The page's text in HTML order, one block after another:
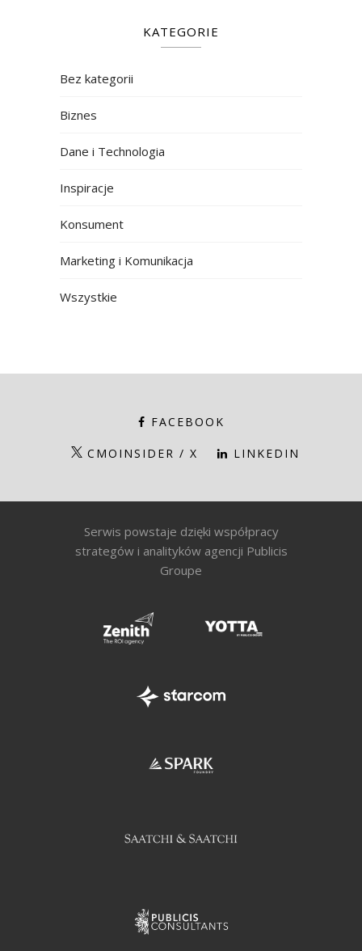
KATEGORIE
Bez kategorii
Biznes
Dane i Technologia
Inspiracje
Konsument
Marketing i Komunikacja
Wszystkie
FACEBOOK
CMOINSIDER / X LINKEDIN
Serwis powstaje dzięki współpracy
strategów i analityków agencji Publicis
Groupe